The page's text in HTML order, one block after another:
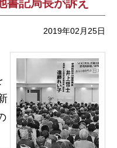
記局長が訴え
2019年02月25日